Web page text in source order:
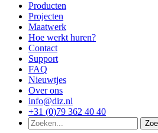
Producten
Projecten
Maatwerk
Hoe werkt huren?
Contact
Support
FAQ
Nieuwtjes
Over ons
info@diz.nl
+31 (0)79 362 40 40